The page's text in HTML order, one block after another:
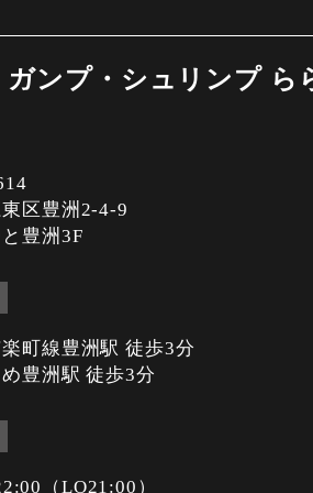
ガンプ・シュリンプ ら
区豊洲2-4-9
豊洲3F
町線豊洲駅 徒歩3分
豊洲駅 徒歩3分
（LO21:00）